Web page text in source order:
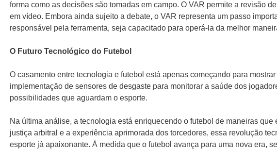
forma como as decisões são tomadas em campo. O VAR permite a revisão
em vídeo. Embora ainda sujeito a debate, o VAR representa um passo
responsável pela ferramenta, seja capacitado para operá-la da melhor
O Futuro Tecnológico do Futebol
O casamento entre tecnologia e futebol está apenas começando para
implementação de sensores de desgaste para monitorar a saúde dos
possibilidades que aguardam o esporte.
Na última análise, a tecnologia está enriquecendo o futebol de maneiras
justiça arbitral e a experiência aprimorada dos torcedores, essa revolução
esporte já apaixonante. À medida que o futebol avança para uma nova era,